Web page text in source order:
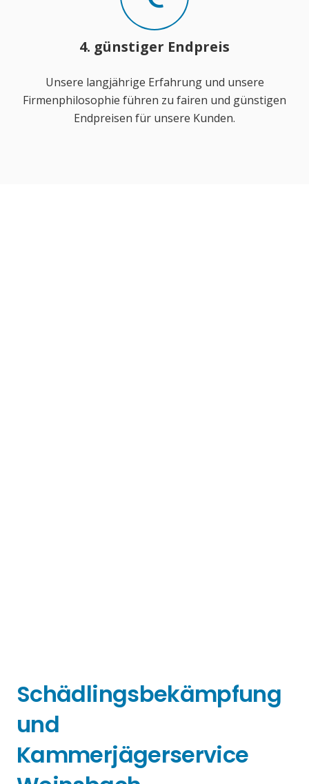
4. günstiger Endpreis
Unsere langjährige Erfahrung und unsere
Firmenphilosophie führen zu fairen und günstigen
Endpreisen für unsere Kunden.
Schädlingsbekämpfung
und
Kammerjägerservice